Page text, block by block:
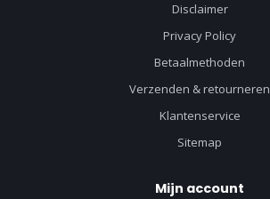
Disclaimer
Privacy Policy
Betaalmethoden
Verzenden & retourneren
Klantenservice
Sitemap
Mijn account